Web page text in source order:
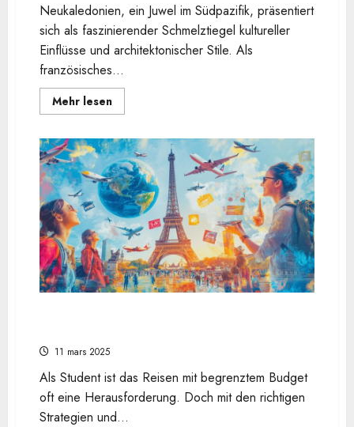
Neukaledonien, ein Juwel im Südpazifik, präsentiert
sich als faszinierender Schmelztiegel kultureller
Einflüsse und architektonischer Stile. Als
französisches...
Mehr lesenEn
savoir
Kulturelle
Identität
im
Städtebau:
Wie
Nouvelle-
Caledonie
traditionelle
und
moderne
Elemente
vereint
11 mars 2025
Als Student ist das Reisen mit begrenztem Budget
oft eine Herausforderung. Doch mit den richtigen
Strategien und...